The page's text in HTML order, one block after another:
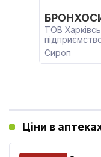
ТОВ
Сироп
Ціни в